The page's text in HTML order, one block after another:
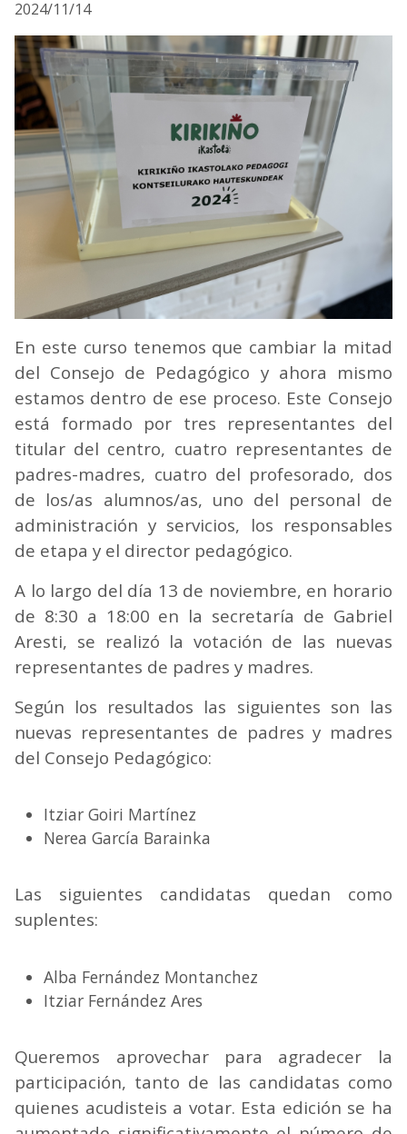
2024/11/14
En este curso tenemos que cambiar la mitad
del Consejo de Pedagógico y ahora mismo
estamos dentro de ese proceso. Este Consejo
está formado por tres representantes del
titular del centro, cuatro representantes de
padres-madres, cuatro del profesorado, dos
de los/as alumnos/as, uno del personal de
administración y servicios, los responsables
de etapa y el director pedagógico.
A lo largo del día 13 de noviembre, en horario
de 8:30 a 18:00 en la secretaría de Gabriel
Aresti, se realizó la votación de las nuevas
representantes de padres y madres.
Según los resultados las siguientes son las
nuevas representantes de padres y madres
del Consejo Pedagógico:
Itziar Goiri Martínez
Nerea García Barainka
Las siguientes candidatas quedan como
suplentes:
Alba Fernández Montanchez
Itziar Fernández Ares
Queremos aprovechar para agradecer la
participación, tanto de las candidatas como
quienes acudisteis a votar. Esta edición se ha